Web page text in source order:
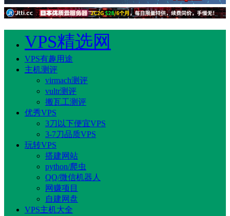
VPS精选网
VPS有趣用途
主机测评
virmach测评
vultr测评
搬瓦工测评
优秀VPS
3刀以下便宜VPS
3-7刀品质VPS
玩转VPS
搭建网站
python/爬虫
QQ/微信机器人
网赚项目
自建网盘
VPS主机大全